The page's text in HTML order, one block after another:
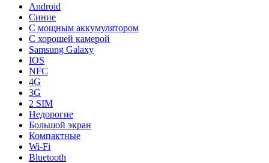
Android
Синие
С мощным аккумулятором
С хорошей камерой
Samsung Galaxy
IOS
NFC
4G
3G
2 SIM
Недорогие
Большой экран
Компактные
Wi-Fi
Bluetooth